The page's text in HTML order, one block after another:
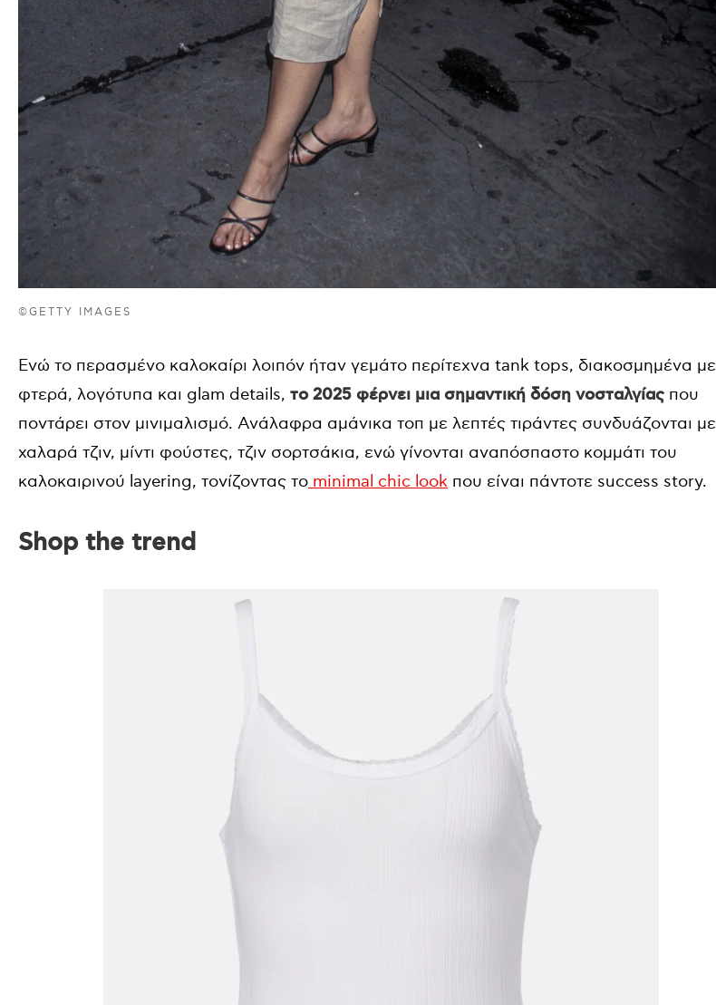
©GETTY IMAGES
Ενώ το περασμένο καλοκαίρι λοιπόν ήταν γεμάτο περίτεχνα tank tops, διακοσμημένα με
φτερά, λογότυπα και glam details, το 2025 φέρνει μια σημαντική δόση νοσταλγίας που
ποντάρει στον μινιμαλισμό. Ανάλαφρα αμάνικα τοπ με λεπτές τιράντες συνδυάζονται με
χαλαρά τζιν, μίντι φούστες, τζιν σορτσάκια, ενώ γίνονται αναπόσπαστο κομμάτι του
καλοκαιρινού layering, τονίζοντας το minimal chic look που είναι πάντοτε success story.
Shop the trend